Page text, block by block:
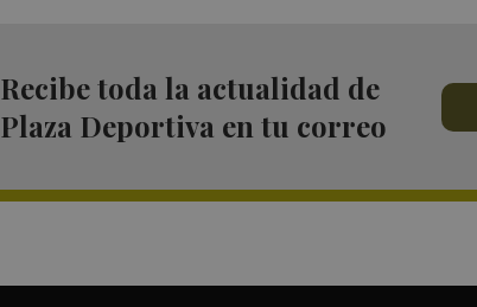
Recibe toda la actualidad de
Plaza Deportiva en tu correo